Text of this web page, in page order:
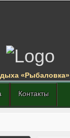
«Рыбаловка»
Контакты